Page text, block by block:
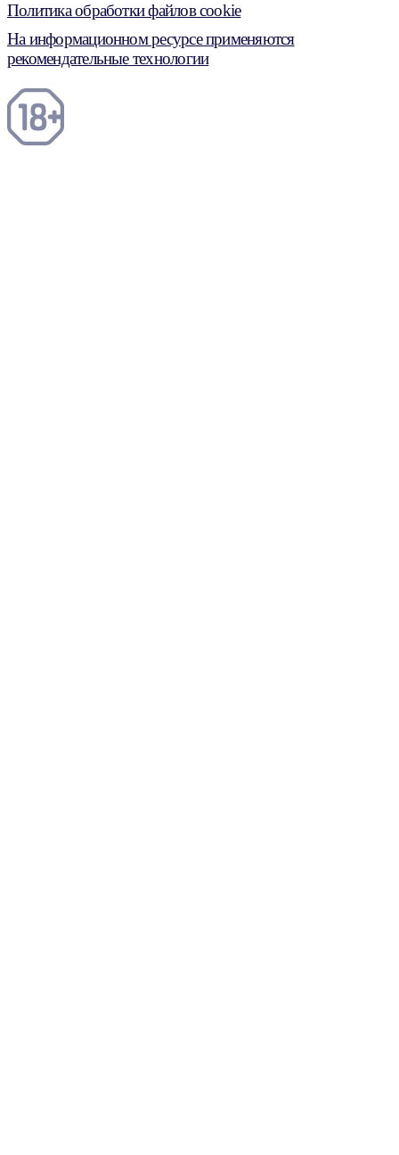
Политика обработки файлов cookie
На информационном ресурсе применяются
рекомендательные технологии